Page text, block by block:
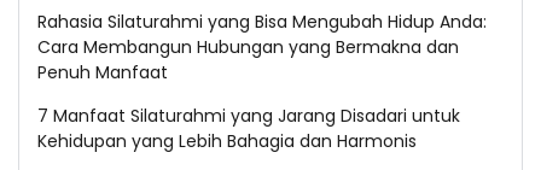
Rahasia Silaturahmi yang Bisa Mengubah Hidup Anda:
Cara Membangun Hubungan yang Bermakna dan
Penuh Manfaat
7 Manfaat Silaturahmi yang Jarang Disadari untuk
Kehidupan yang Lebih Bahagia dan Harmonis